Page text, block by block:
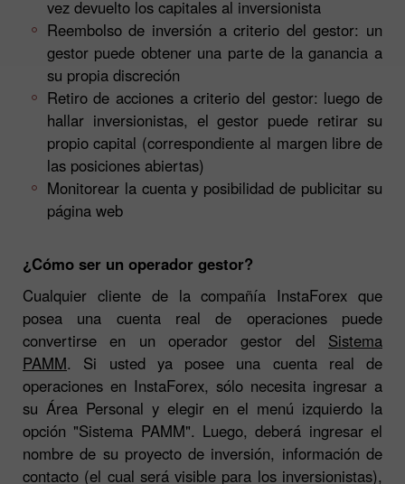
vez devuelto los capitales al inversionista
Reembolso de inversión a criterio del gestor: un
gestor puede obtener una parte de la ganancia a
su propia discreción
Retiro de acciones a criterio del gestor: luego de
hallar inversionistas, el gestor puede retirar su
propio capital (correspondiente al margen libre de
las posiciones abiertas)
Monitorear la cuenta y posibilidad de publicitar su
página web
¿Cómo ser un operador gestor?
Cualquier cliente de la compañía InstaForex que
posea una cuenta real de operaciones puede
convertirse en un operador gestor del Sistema
PAMM. Si usted ya posee una cuenta real de
operaciones en InstaForex, sólo necesita ingresar a
su Área Personal y elegir en el menú izquierdo la
opción "Sistema PAMM". Luego, deberá ingresar el
nombre de su proyecto de inversión, información de
contacto (el cual será visible para los inversionistas),